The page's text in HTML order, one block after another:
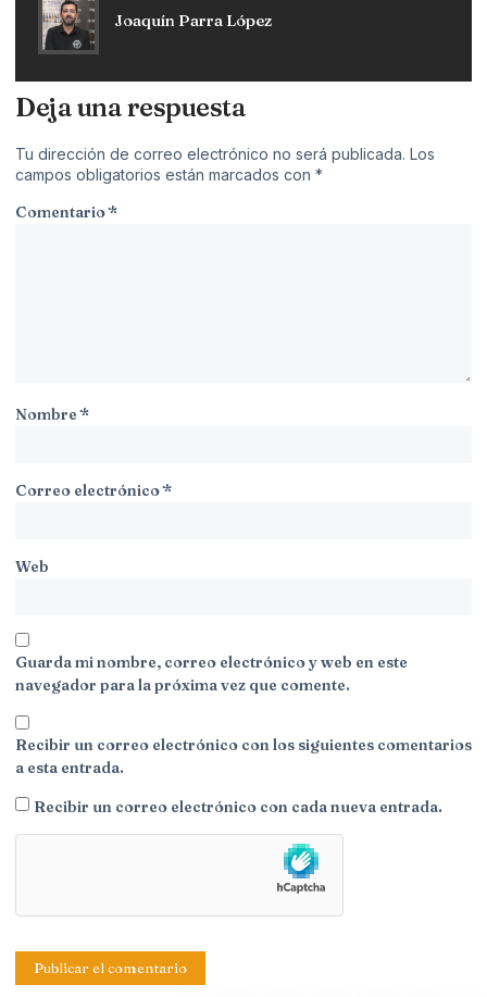
Joaquín Parra López
Deja una respuesta
Tu dirección de correo electrónico no será publicada. Los
campos obligatorios están marcados con *
Comentario*
Nombre*
Correo electrónico*
Web
Guarda mi nombre, correo electrónico y web en este
navegador para la próxima vez que comente.
Recibir un correo electrónico con los siguientes comentarios
a esta entrada.
Recibir un correo electrónico con cada nueva entrada.